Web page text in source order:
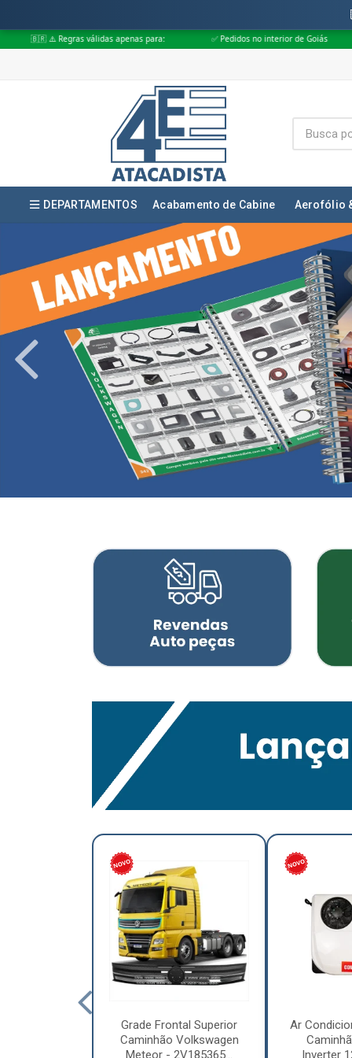
para: ✅ Pedidos no interior de Goiás ✅ Pedidos aprovados
DEPARTAMENTOS Acabamento de Cabine Aerofólio
Grade Frontal Superior
Caminhão Volkswagen
Meteor - 2V185365...
Ar
Inverter